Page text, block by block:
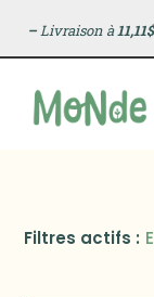
–Livraison à11,11$
Filtres actifs :